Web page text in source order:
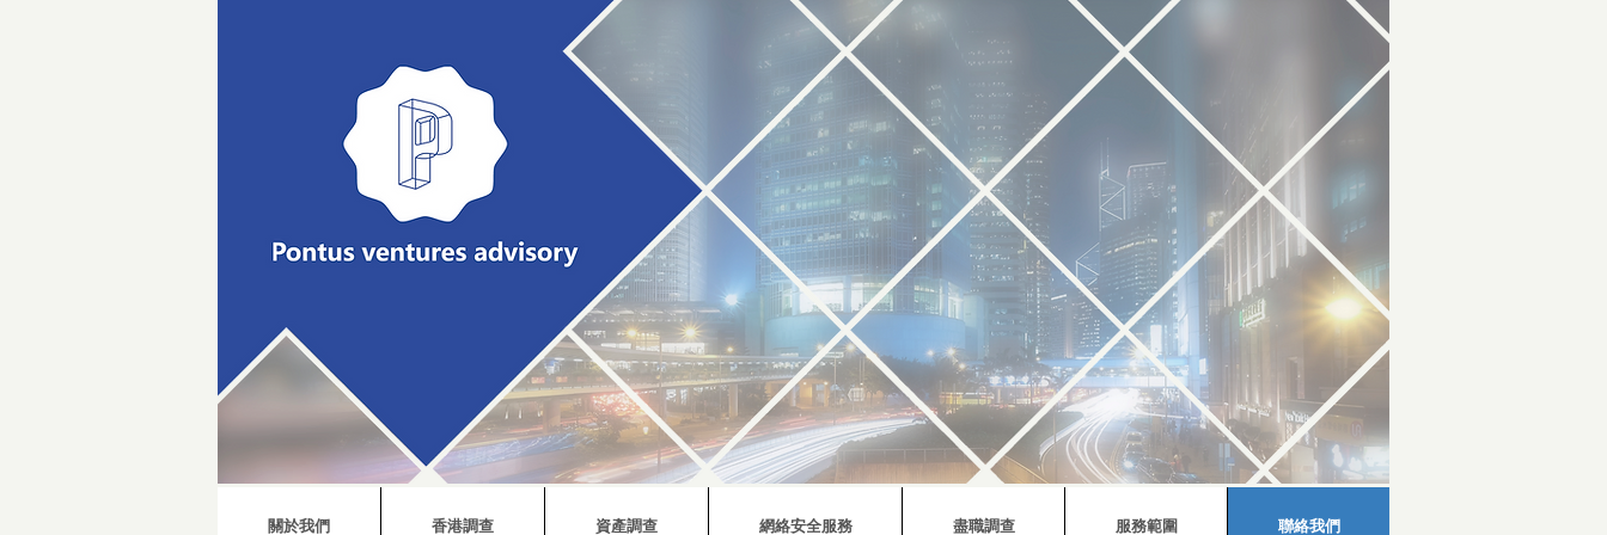
關於我們 香港調查 資產調查 網絡安全服務 盡職調查 服務範圍 聯絡我們